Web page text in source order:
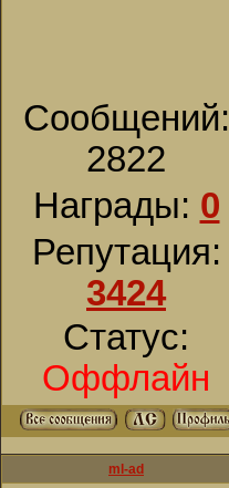
Сообщений:
2822
Награды: 0
Репутация:
3424
Статус:
Оффлайн
ml-ad